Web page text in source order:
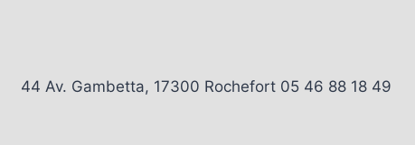
Nous avons bien mangé dans
44 Av. Gambetta, 17300 Rochefort 05 46 88 18 49